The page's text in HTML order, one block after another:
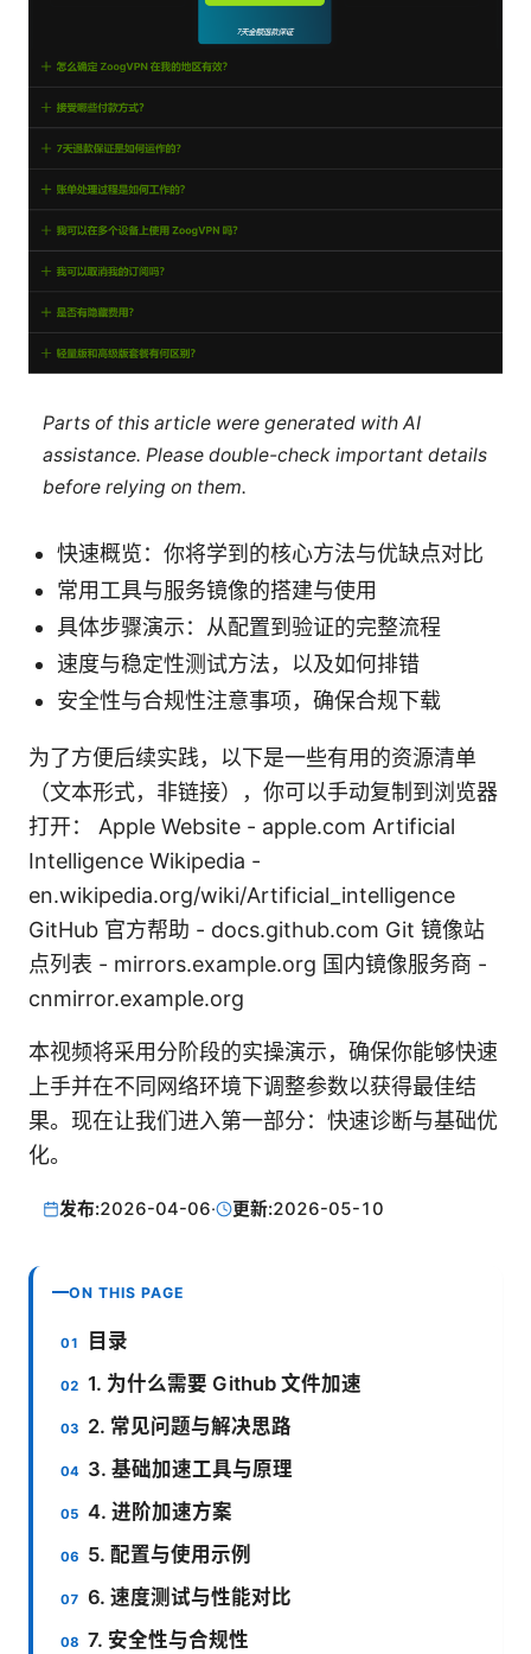
Parts of this article were generated with AI
assistance. Please double-check important details
before relying on them.
快速概览：你将学到的核心方法与优缺点对比
常用工具与服务镜像的搭建与使用
具体步骤演示：从配置到验证的完整流程
速度与稳定性测试方法，以及如何排错
安全性与合规性注意事项，确保合规下载
为了方便后续实践，以下是一些有用的资源清单
（文本形式，非链接），你可以手动复制到浏览器
打开： Apple Website - apple.com Artificial
Intelligence Wikipedia -
en.wikipedia.org/wiki/Artificial_intelligence
GitHub 官方帮助 - docs.github.com Git 镜像站
点列表 - mirrors.example.org 国内镜像服务商 -
cnmirror.example.org
本视频将采用分阶段的实操演示，确保你能够快速
上手并在不同网络环境下调整参数以获得最佳结
果。现在让我们进入第一部分：快速诊断与基础优
化。
发布:2026-04-06· 更新:2026-05-10
ON THIS PAGE
目录
1. 为什么需要 Github 文件加速
2. 常见问题与解决思路
3. 基础加速工具与原理
4. 进阶加速方案
5. 配置与使用示例
6. 速度测试与性能对比
7. 安全性与合规性